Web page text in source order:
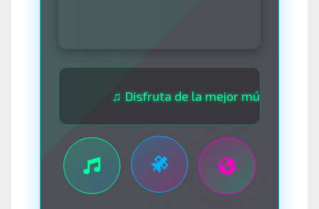
♫ Disfruta de la mejor música las 24